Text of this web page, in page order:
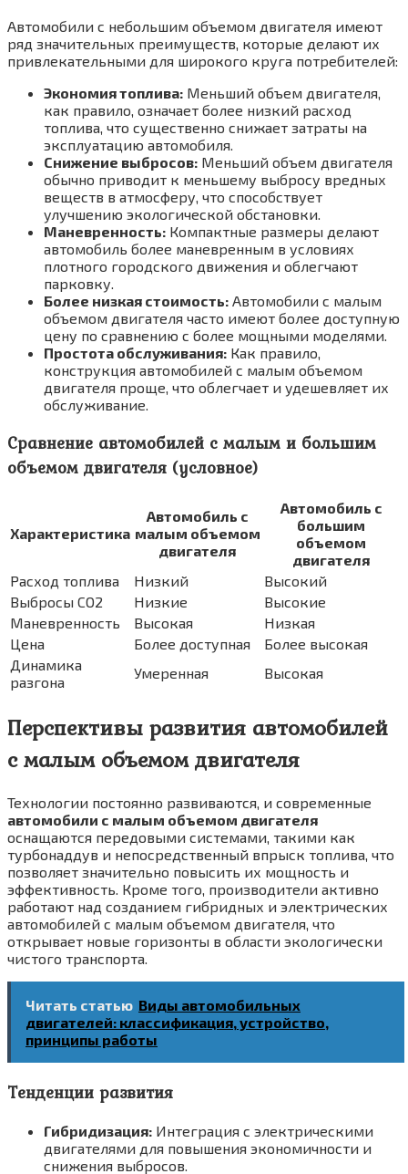
Автомобили с небольшим объемом двигателя имеют
ряд значительных преимуществ, которые делают их
привлекательными для широкого круга потребителей:
Экономия топлива: Меньший объем двигателя,
как правило, означает более низкий расход
топлива, что существенно снижает затраты на
эксплуатацию автомобиля.
Снижение выбросов: Меньший объем двигателя
обычно приводит к меньшему выбросу вредных
веществ в атмосферу, что способствует
улучшению экологической обстановки.
Маневренность: Компактные размеры делают
автомобиль более маневренным в условиях
плотного городского движения и облегчают
парковку.
Более низкая стоимость: Автомобили с малым
объемом двигателя часто имеют более доступную
цену по сравнению с более мощными моделями.
Простота обслуживания: Как правило,
конструкция автомобилей с малым объемом
двигателя проще, что облегчает и удешевляет их
обслуживание.
Сравнение автомобилей с малым и большим
объемом двигателя (условное)
Характеристика
Автомобиль с
малым объемом
двигателя
Автомобиль с
большим
объемом
двигателя
Расход топлива
Низкий
Высокий
Выбросы CO2
Низкие
Высокие
Маневренность
Высокая
Низкая
Цена
Более доступная
Более высокая
Динамика
разгона
Умеренная Высокая
Перспективы развития автомобилей
с малым объемом двигателя
Технологии постоянно развиваются, и современные
автомобили с малым объемом двигателя
оснащаются передовыми системами, такими как
турбонаддув и непосредственный впрыск топлива, что
позволяет значительно повысить их мощность и
эффективность. Кроме того, производители активно
работают над созданием гибридных и электрических
автомобилей с малым объемом двигателя, что
открывает новые горизонты в области экологически
чистого транспорта.
Читать статью Виды автомобильных
двигателей: классификация, устройство,
принципы работы
Тенденции развития
Гибридизация: Интеграция с электрическими
двигателями для повышения экономичности и
снижения выбросов.